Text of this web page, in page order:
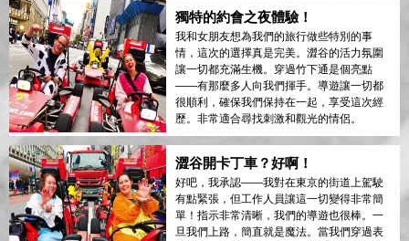
獨特的約會之夜體驗！
我和女朋友想為我們的旅行做些特別的事
情，這次的選擇真是完美。澀谷的活力氛圍
讓一切都充滿生機。穿過竹下通是個亮點
——有那麼多人向我們揮手。導遊讓一切都
很順利，確保我們保持在一起，享受這次經
歷。非常適合尋找刺激和觀光的情侶。
澀谷開卡丁車？好啊！
好吧，我承認——我對在東京的街道上駕駛
有點緊張，但工作人員讓這一切變得非常簡
單！指示非常清晰，我們的導遊也很棒。一
旦我們上路，簡直就是魔法。當我們穿過表